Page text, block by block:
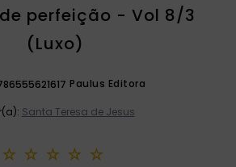
perfeição - Vol 8/3
(Luxo)
Paulus Editora
Santa Teresa de Jesus
☆ ☆ ☆ ☆ ☆